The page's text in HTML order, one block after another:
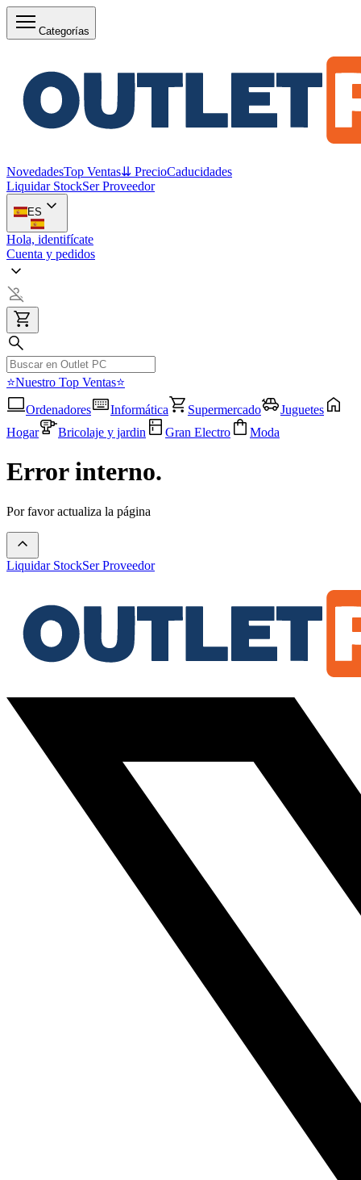
Categorías
NovedadesTop Ventas⇊ PrecioCaducidades
Liquidar StockSer Proveedor
ES
Hola, identifícate
Cuenta y pedidos
⭐Nuestro Top Ventas⭐
Ordenadores
Informática Supermercado
Juguetes
Hogar
Bricolaje y jardin Gran Electro Moda
Error interno.
Por favor actualiza la página
Liquidar StockSer Proveedor